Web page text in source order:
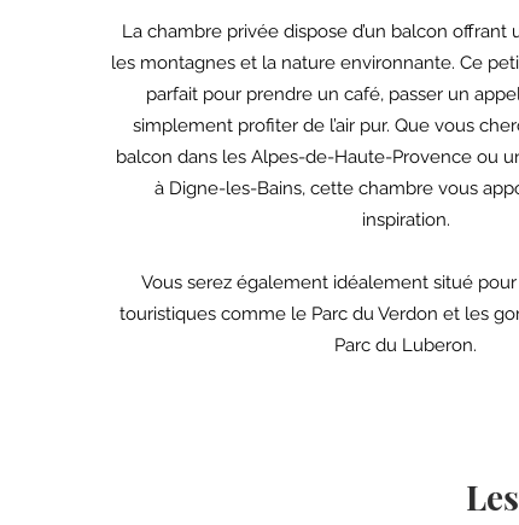
La chambre privée dispose d’un balcon offrant
les montagnes et la nature environnante. Ce
parfait pour prendre un café, passer un
simplement profiter de l’air pur. Que vous
balcon dans les Alpes-de-Haute-Provence ou
à Digne-les-Bains, cette chambre vous
inspiration.
Vous serez également idéalement situé
touristiques comme le Parc du Verdon et les
Parc du Luberon.